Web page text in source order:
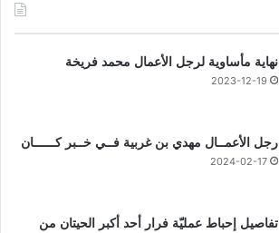
نهاية مأساوية لرجل الأعمال محمد فريخة
2023-12-19
رجل الأعمــال مهدي بن غربية فــي خــبر كــــــان
2024-02-17
تفاصيل إحباط عمليّة فرار أحد أكبر الحيتان من